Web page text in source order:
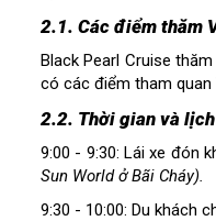
2.1. Các điểm thăm
Black Pearl Cruise
có các điểm tham quan
2.2. Thời gian và
9:00 - 9:30: Lái xe đón
Sun World ở Bãi Cháy).
9:30 - 10:00: Du khách